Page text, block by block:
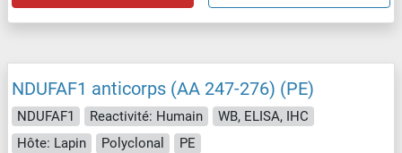
NDUFAF1 anticorps (AA 247-276) (PE)
NDUFAF1 Reactivité: Humain
WB, ELISA, IHC
Hôte: Lapin
Polyclonal PE